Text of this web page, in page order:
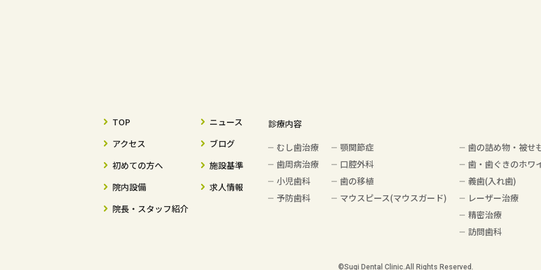
TOP
アクセス
初めての方へ
院内設備
院長・スタッフ紹介
ニュース
ブログ
施設基準
求人情報
診療内容
むし歯治療
歯周病治療
小児歯科
予防歯科
顎関節症
口腔外科
歯の移植
マウスピース(マウスガード)
歯の詰め物・被せ
歯・歯ぐきのホワ
義歯(入れ歯)
レーザー治療
精密治療
訪問歯科
©️Sugi Dental Clinic.All Rights Reserved.